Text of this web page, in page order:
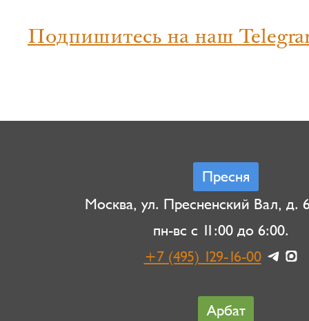
Подпишитесь на наш
Пресня
Москва, ул. Пресненский Вал, д.
пн-вс с 11:00 до 6:00.
+7 (495) 129-16-00
Арбат